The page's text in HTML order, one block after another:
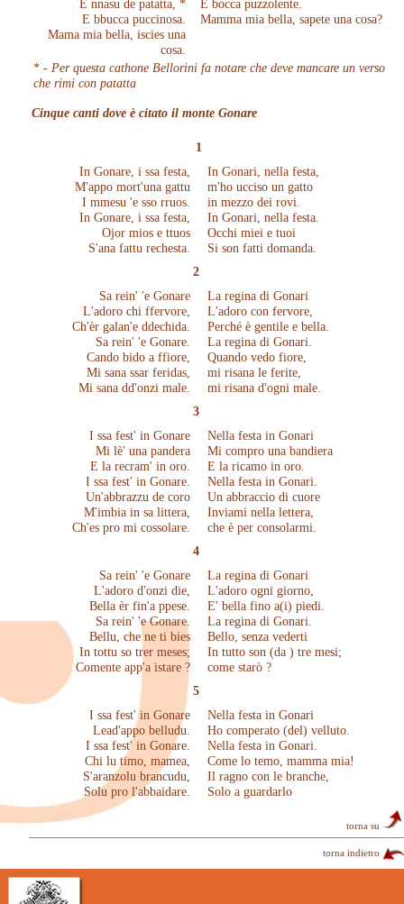
E nnasu de patatta, *
E bbucca puccinosa.
Mama mia bella, iscies una
cosa.
E bocca puzzolente.
Mamma mia bella, sapete una cosa?
* - Per questa cathone Bellorini fa notare che deve mancare un verso
che rimi con patatta
Cinque canti dove è citato il monte Gonare
1
In Gonare, i ssa festa,
M'appo mort'una gattu
I mmesu 'e sso rruos.
In Gonare, i ssa festa,
Ojor mios e ttuos
S'ana fattu rechesta.
In Gonari, nella festa,
m'ho ucciso un gatto
in mezzo dei rovi.
In Gonari, nella festa.
Occhi miei e tuoi
Si son fatti domanda.
2
Sa rein' 'e Gonare
L'adoro chi ffervore,
Ch'èr galan'e ddechida.
Sa rein' 'e Gonare.
Cando bido a ffiore,
Mi sana ssar feridas,
Mi sana dd'onzi male.
La regina di Gonari
L'adoro con fervore,
Perché è gentile e bella.
La regina di Gonari.
Quando vedo fiore,
mi risana le ferite,
mi risana d'ogni male.
3
I ssa fest' in Gonare
Mi lè' una pandera
E la recram' in oro.
I ssa fest' in Gonare.
Un'abbrazzu de coro
M'imbia in sa littera,
Ch'es pro mi cossolare.
Nella festa in Gonari
Mi compro una bandiera
E la ricamo in oro.
Nella festa in Gonari.
Un abbraccio di cuore
Inviami nella lettera,
che è per consolarmi.
4
Sa rein' 'e Gonare
L'adoro d'onzi die,
Bella èr fin'a ppese.
Sa rein' 'e Gonare.
Bellu, che ne ti bies
In tottu so trer meses;
Comente app'a istare ?
La regina di Gonari
L'adoro ogni giorno,
E' bella fino a(i) piedi.
La regina di Gonari.
Bello, senza vederti
In tutto son (da ) tre mesi;
come starò ?
5
I ssa fest' in Gonare
Lead'appo belludu.
I ssa fest' in Gonare.
Chi lu timo, mamea,
S'aranzolu brancudu,
Solu pro l'abbaidare.
Nella festa in Gonari
Ho comperato (del) velluto.
Nella festa in Gonari.
Come lo temo, mamma mia!
Il ragno con le branche,
Solo a guardarlo
torna su
torna indietro